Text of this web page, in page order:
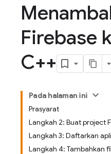
Firebase
C++
Pada halaman ini
Prasyarat
Langkah 2: Buat project
Langkah 3: Daftarkan
Langkah 4: Tambahkan